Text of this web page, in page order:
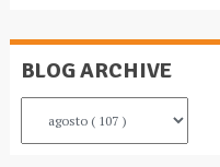
BLOG ARCHIVE